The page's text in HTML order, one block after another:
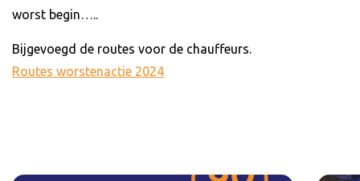
worst begin…..
Bijgevoegd de routes voor de chauffeurs.
Routes worstenactie 2024